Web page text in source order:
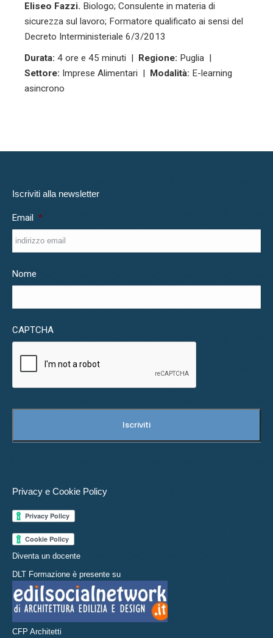
Eliseo Fazzi. Biologo; Consulente in materia di
sicurezza sul lavoro; Formatore qualificato ai sensi del
Decreto Interministeriale 6/3/2013
Durata: 4 ore e 45 minuti | Regione: Puglia |
Settore: Imprese Alimentari | Modalità: E-learning
asincrono
Iscriviti alla newsletter
Email *
Nome
CAPTCHA
Privacy e Cookie Policy
Diventa un docente
DLT Formazione è presente su
CFP Architetti